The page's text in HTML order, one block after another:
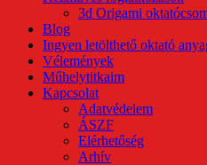
3d Origami
Blog
Ingyen letölthető oktató
Vélemények
Műhelytitkaim
Kapcsolat
Adatvédelem
ÁSZF
Elérhetőség
Arhív